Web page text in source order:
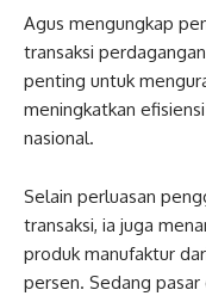
Agus mengungkap
transaksi
penting untuk
meningkatkan
nasional.
Selain perluasan
transaksi, ia juga
produk manufaktur
persen. Sedang